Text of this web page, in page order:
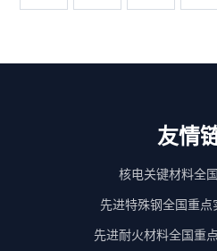
友情
核电关键材料全
先进特殊钢全国重点
先进耐火材料全国重